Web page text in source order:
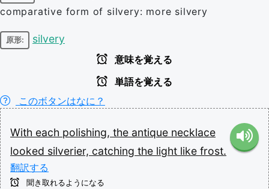
comparative form of silvery: more silvery
原形: silvery
意味を覚える
単語を覚える
このボタンはなに？
With each polishing, the antique necklace
looked silverier, catching the light like frost.
翻訳する
聞き取れるようになる